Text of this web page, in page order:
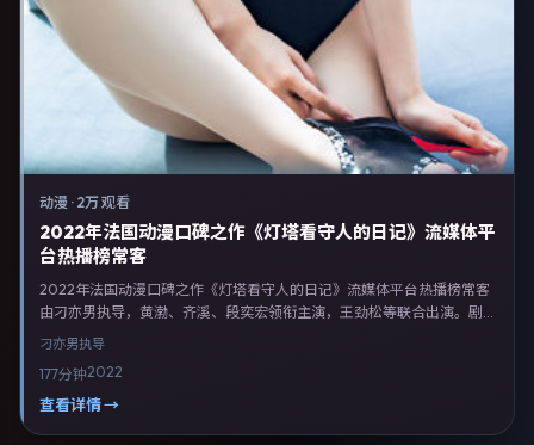
动漫 · 2万 观看
2022年法国动漫口碑之作《灯塔看守人的日记》流媒体平
台热播榜常客
2022年法国动漫口碑之作《灯塔看守人的日记》流媒体平台热播榜常客
由刁亦男执导，黄渤、齐溪、段奕宏领衔主演，王劲松等联合出演。剧情
以动漫类型为主线，融合法国本土叙事与人物弧光，适合检索「动漫电影
全国多城路演与线上观影同步开启。影片在节奏、摄影与配乐上强调沉浸
体验，可作为片单推荐、影评长文与专题策划的引用素材。
刁亦男执导
177分钟2022
查看详情 →